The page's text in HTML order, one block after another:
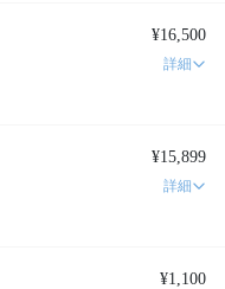
¥16,500
詳細
¥15,899
詳細
¥1,100